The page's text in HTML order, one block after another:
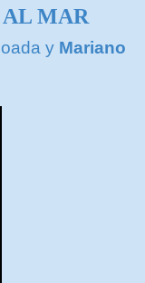
MAR
y Mariano